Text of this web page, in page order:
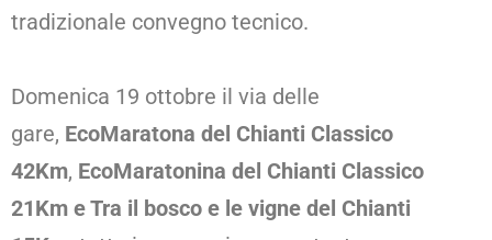
tradizionale convegno tecnico.
Domenica 19 ottobre il via delle
gare, EcoMaratona del Chianti Classico
42Km, EcoMaratonina del Chianti Classico
21Km e Tra il bosco e le vigne del Chianti